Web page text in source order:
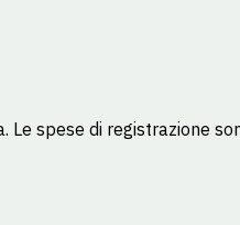
spese di registrazione